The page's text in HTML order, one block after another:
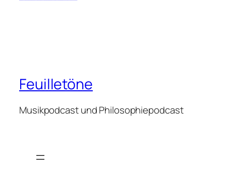
Feuilletöne
Musikpodcast und Philosophiepodcast